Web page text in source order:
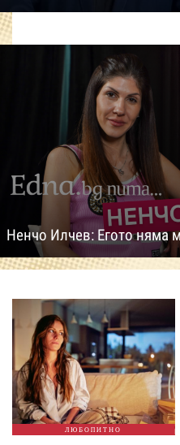
Ненчо Илчев: Егото няма
ЛЮБОПИТНО